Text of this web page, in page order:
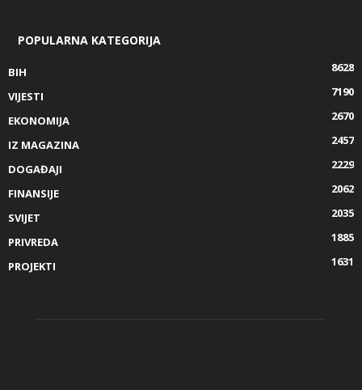
POPULARNA KATEGORIJA
BIH
8628
VIJESTI
7190
EKONOMIJA
2670
IZ MAGAZINA
2457
DOGAĐAJI
2229
FINANSIJE
2062
SVIJET
2035
PRIVREDA
1885
PROJEKTI
1631